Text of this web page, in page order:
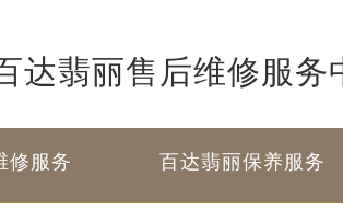
达翡丽售后维修服务
修服务 百达翡丽保养服务